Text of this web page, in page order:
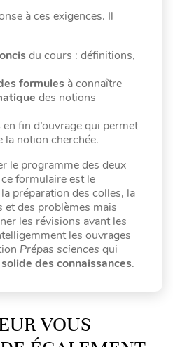
à ces exigences. Il
du cours : définitions,
formules à connaître
des notions
en fin d’ouvrage qui permet
la notion cherchée.
le programme des deux
formulaire est le
préparation des colles, la
et des problèmes mais
les révisions avant les
les ouvrages
Prépas sciences qui
des connaissances.
VOUS